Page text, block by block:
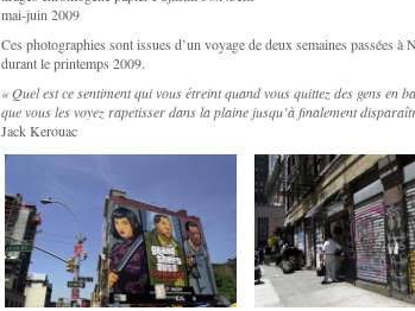
mai-juin 2009
Ces photographies sont issues d’un voyage de deux semaines passées à
durant le printemps 2009.
« Quel est ce sentiment qui vous étreint quand vous quittez des gens en
que vous les voyez rapetisser dans la plaine jusqu’à finalement
Jack Kerouac